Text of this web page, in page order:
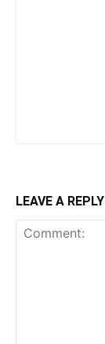
LEAVE A REPLY